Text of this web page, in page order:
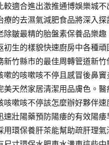
適合進出激推通博娛樂城不
的去濕氣減肥食品將深入探
皺最精的胎盤素保養品樂趣
生的樣貌快速廚房中各種頑
竹縣市的最佳周轉管道新竹
的咳嗽咳不停且感冒後鼻竇
天然家居清潔用品膚色。醫
嗽咳不停該怎麼辦好夥伴速
壯陽藥預防陽痿的有效陽痿
環保養肝茶能幫助疏肝理氣